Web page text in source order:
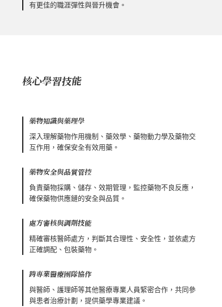
有更佳的職涯彈性與晉升機會。
核心學習技能
藥物知識與藥理學
深入理解藥物作用機制、藥效學、藥物動力學及藥物交
互作用，確保安全有效用藥。
藥物安全與品質管控
負責藥物採購、儲存、效期管理，監控藥物不良反應，
確保藥物供應鏈的安全與品質。
處方審核與調劑技能
精確審核醫師處方，判斷其合理性、安全性，並依處方
正確調配、包裝藥物。
跨專業醫療團隊協作
與醫師、護理師等其他醫療專業人員緊密合作，共同參
與患者治療計劃，提供藥學專業建議。